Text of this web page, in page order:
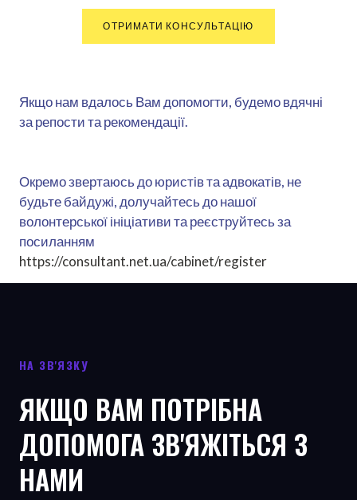
ОТРИМАТИ КОНСУЛЬТАЦІЮ
Якщо нам вдалось Вам допомогти, будемо вдячні
за репости та рекомендації.
Окремо звертаюсь до юристів та адвокатів, не
будьте байдужі, долучайтесь до нашої
волонтерської ініціативи та реєструйтесь за
посиланням
https://consultant.net.ua/cabinet/register
НА ЗВ'ЯЗКУ
ЯКЩО ВАМ ПОТРІБНА
ДОПОМОГА ЗВ'ЯЖІТЬСЯ З
НАМИ